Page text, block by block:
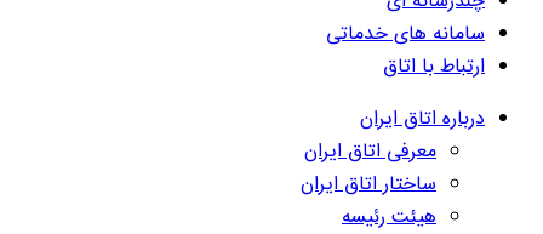
سامانه های خدماتی
ارتباط با اتاق
درباره اتاق ایران
معرفی اتاق ایران
ساختار اتاق ایران
هیئت رئیسه